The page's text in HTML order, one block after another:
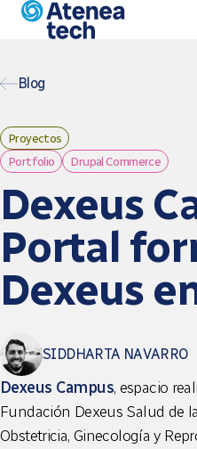
Pasar al contenido principal
Blog
Proyectos
Portfolio
Drupal Commerce
Dexeus
Portal
Dexeus
SIDDHARTA NAVARRO
Dexeus Campus, espacio
Fundación Dexeus Salud de
Obstetricia, Ginecología y